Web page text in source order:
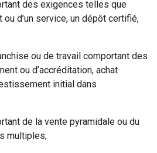
des exigences telles que
ou d’un service, un dépôt certifié,
ou de travail comportant des
ou d’accréditation, achat
initial dans
de la vente pyramidale ou du
multiples;